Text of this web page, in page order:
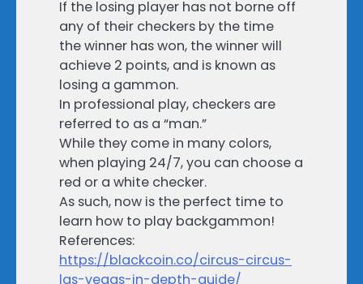
If the losing player has not borne off
any of their checkers by the time
the winner has won, the winner will
achieve 2 points, and is known as
losing a gammon.
In professional play, checkers are
referred to as a “man.”
While they come in many colors,
when playing 24/7, you can choose a
red or a white checker.
As such, now is the perfect time to
learn how to play backgammon!
References:
https://blackcoin.co/circus-circus-
las-vegas-in-depth-guide/